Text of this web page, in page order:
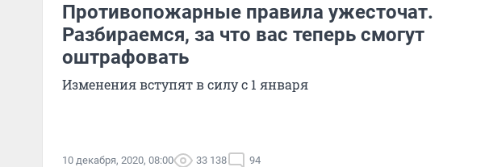
Противопожарные правила ужесточат.
Разбираемся, за что вас теперь смогут
оштрафовать
Изменения вступят в силу с 1 января
10 декабря, 2020, 08:00 33 138 94